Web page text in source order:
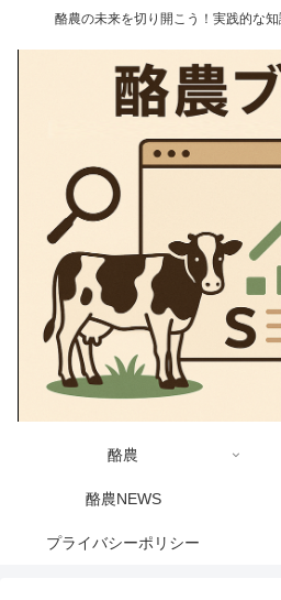
酪農の未来を切り開こう！実践的な
酪農
酪農NEWS
プライバシーポリシー